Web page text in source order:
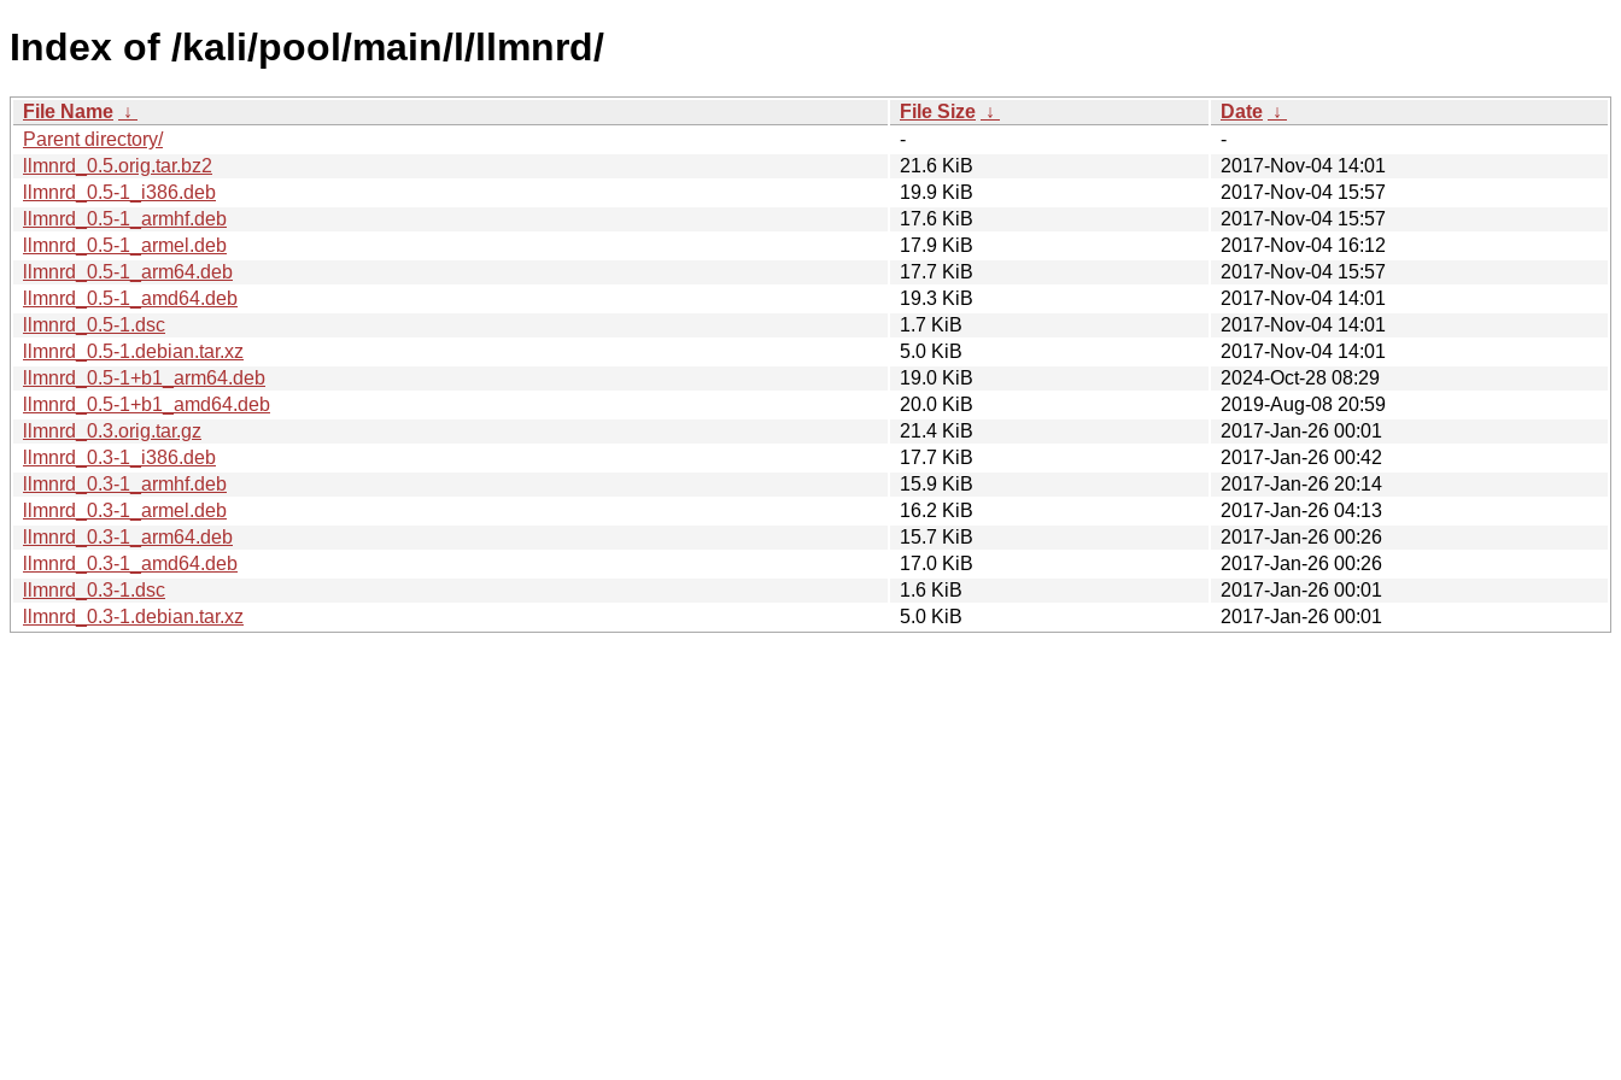
Index of /kali/pool/main/l/llmnrd/
File Name ↓ File Size ↓ Date ↓
Parent directory/
-
-
llmnrd_0.5.orig.tar.bz2
21.6 KiB
2017-Nov-04 14:01
llmnrd_0.5-1_i386.deb
19.9 KiB
2017-Nov-04 15:57
llmnrd_0.5-1_armhf.deb
17.6 KiB
2017-Nov-04 15:57
llmnrd_0.5-1_armel.deb
17.9 KiB
2017-Nov-04 16:12
llmnrd_0.5-1_arm64.deb
17.7 KiB
2017-Nov-04 15:57
llmnrd_0.5-1_amd64.deb
19.3 KiB
2017-Nov-04 14:01
llmnrd_0.5-1.dsc
1.7 KiB
2017-Nov-04 14:01
llmnrd_0.5-1.debian.tar.xz
5.0 KiB
2017-Nov-04 14:01
llmnrd_0.5-1+b1_arm64.deb
19.0 KiB
2024-Oct-28 08:29
llmnrd_0.5-1+b1_amd64.deb
20.0 KiB
2019-Aug-08 20:59
llmnrd_0.3.orig.tar.gz
21.4 KiB
2017-Jan-26 00:01
llmnrd_0.3-1_i386.deb
17.7 KiB
2017-Jan-26 00:42
llmnrd_0.3-1_armhf.deb
15.9 KiB
2017-Jan-26 20:14
llmnrd_0.3-1_armel.deb
16.2 KiB
2017-Jan-26 04:13
llmnrd_0.3-1_arm64.deb
15.7 KiB
2017-Jan-26 00:26
llmnrd_0.3-1_amd64.deb
17.0 KiB
2017-Jan-26 00:26
llmnrd_0.3-1.dsc
1.6 KiB
2017-Jan-26 00:01
llmnrd_0.3-1.debian.tar.xz
5.0 KiB 2017-Jan-26 00:01